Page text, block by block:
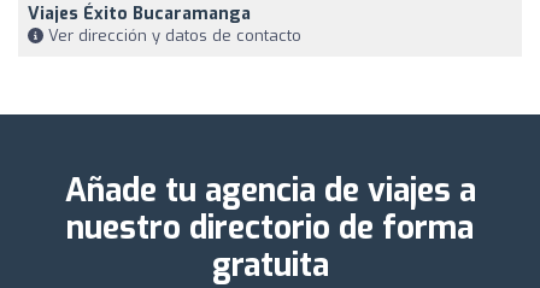
Viajes Éxito Bucaramanga
Ver dirección y datos de contacto
Añade tu agencia de viajes a
nuestro directorio de forma
gratuita